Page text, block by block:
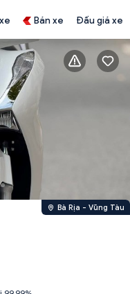
Bán xe Đấu giá xe
Bà Rịa - Vũng Tàu